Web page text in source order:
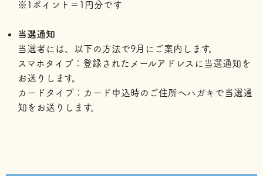
※1ポイント＝1円分です
当選通知
当選者には、以下の方法で9月にご案内します。
スマホタイプ：登録されたメールアドレスに当選通知を
お送りします。
カードタイプ：カード申込時のご住所へハガキで当選通
知をお送りします。